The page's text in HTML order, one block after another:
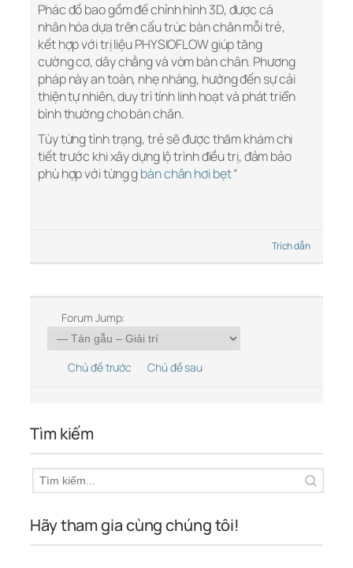
Phác đồ bao gồm đế chỉnh hình 3D, được cá
nhân hóa dựa trên cấu trúc bàn chân mỗi trẻ,
kết hợp với trị liệu PHYSIOFLOW giúp tăng
cường cơ, dây chằng và vòm bàn chân. Phương
pháp này an toàn, nhẹ nhàng, hướng đến sự cải
thiện tự nhiên, duy trì tính linh hoạt và phát triển
bình thường cho bàn chân.
Tùy từng tình trạng, trẻ sẽ được thăm khám chi
tiết trước khi xây dựng lộ trình điều trị, đảm bảo
phù hợp với từng gbàn chân hơi bẹt“
Trích dẫn
Forum Jump:
Chủ đề trước Chủ đề sau
Tìm kiếm
Hãy tham gia cùng chúng tôi!